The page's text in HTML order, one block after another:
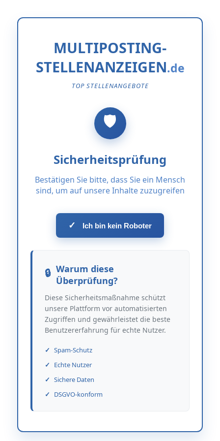
MULTIPOSTING-
STELLENANZEIGEN
TOP STELLENANGEBOTE
Sicherheitsprüfung
Bestätigen Sie bitte, dass Sie ein Mensch
sind, um auf unsere Inhalte zuzugreifen
✓ Ich bin kein Roboter
Warum diese
Überprüfung?
Diese Sicherheitsmaßnahme schützt
unsere Plattform vor automatisierten
Zugriffen und gewährleistet die beste
Benutzererfahrung für echte Nutzer.
Spam-Schutz
Echte Nutzer
Sichere Daten
DSGVO-konform